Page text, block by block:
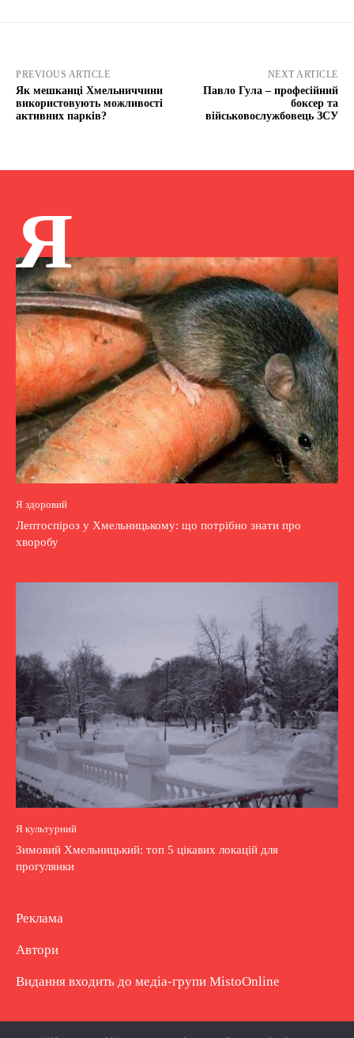
PREVIOUS ARTICLE
Як мешканці Хмельниччини
використовують можливості
активних парків?
NEXT ARTICLE
Павло Гула – професійний
боксер та
військовослужбовець ЗСУ
Я
Я здоровий
Лептоспіроз у Хмельницькому: що потрібно знати про
хворобу
Я культурний
Зимовий Хмельницький: топ 5 цікавих локацій для
прогулянки
Реклама
Автори
Видання входить до медіа-групи MistoOnline